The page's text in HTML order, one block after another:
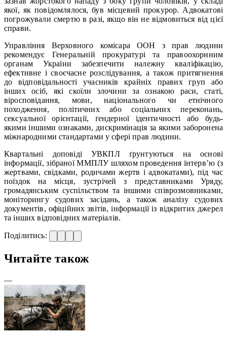
якої, як повідомлялося, був місцевий прокурор. Адвокатові
погрожували смертю в разі, якщо він не відмовиться від цієї
справи.
Управління Верховного комісара ООН з прав людини
рекомендує Генеральній прокуратурі та правоохорнним
органам України забезпечити належну кваліфікацію,
ефективне і своєчасне розслідування, а також притягнення
до відповідальності учасників крайніх правих груп або
інших осіб, які скоїли злочини за ознакою раси, статі,
віросповідання, мови, національного чи етнічного
походження, політичних або соціальних переконань,
сексуальної орієнтації, ґендерної ідентичності або будь-
якими іншими ознаками, дискримінація за якими заборонена
міжнародними стандартами у сфері прав людини.
Квартальні доповіді УВКПЛ ґрунтуються на основі
інформації, зібраної ММПЛУ шляхом проведення інтерв’ю (з
жертвами, свідками, родичами жертв і адвокатами), під час
поїздок на місця, зустрічей з представниками Уряду,
громадянським суспільством та іншими співрозмовниками,
моніторингу судових засідань, а також аналізу судових
документів, офіційних звітів, інформації із відкритих джерел
та інших відповідних матеріалів.
Поділитись:
Читайте також
—